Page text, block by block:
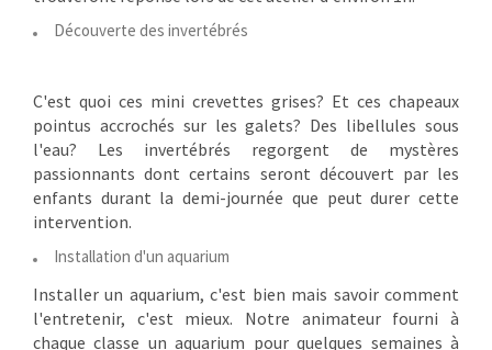
Découverte des invertébrés
C'est quoi ces mini crevettes grises? Et ces chapeaux
pointus accrochés sur les galets? Des libellules sous
l'eau? Les invertébrés regorgent de mystères
passionnants dont certains seront découvert par les
enfants durant la demi-journée que peut durer cette
intervention.
Installation d'un aquarium
Installer un aquarium, c'est bien mais savoir comment
l'entretenir, c'est mieux. Notre animateur fourni à
chaque classe un aquarium pour quelques semaines à